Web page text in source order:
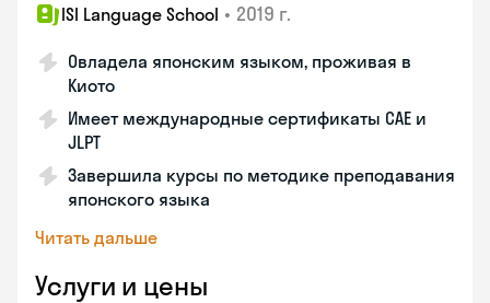
ISI Language School • 2019 г.
Овладела японским языком, проживая в
Киото
Имеет международные сертификаты CAE и
JLPT
Завершила курсы по методике преподавания
японского языка
Читать дальше
Услуги и цены